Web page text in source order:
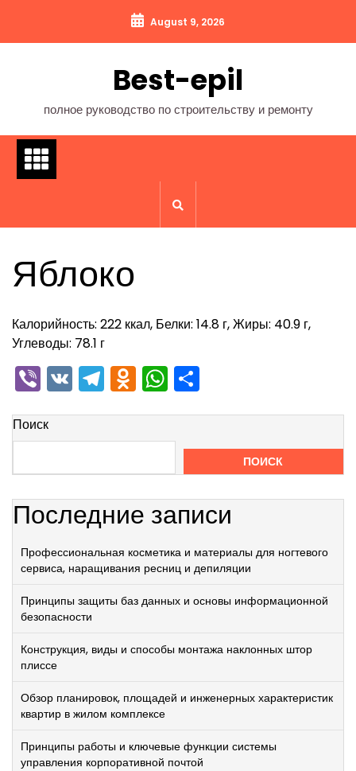
содержимому
August 9, 2026
Best-epil
полное руководство по строительству и ремонту
Яблоко
Калорийность: 222 ккал, Белки: 14.8 г, Жиры: 40.9 г,
Углеводы: 78.1 г
Viber
VKTelegram
Odnoklassniki
WhatsApp
Поиск
ПОИСК
Последние записи
Профессиональная косметика и материалы для ногтевого
сервиса, наращивания ресниц и депиляции
Принципы защиты баз данных и основы информационной
безопасности
Конструкция, виды и способы монтажа наклонных штор
плиссе
Обзор планировок, площадей и инженерных характеристик
квартир в жилом комплексе
Принципы работы и ключевые функции системы
управления корпоративной почтой